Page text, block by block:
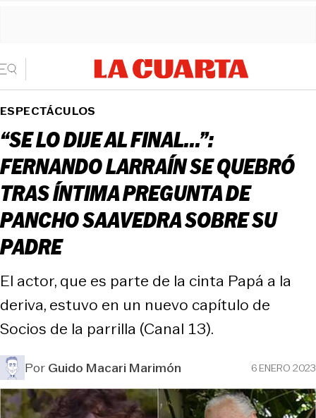
ESPECTÁCULOS
“SE LO DIJE AL FINAL...”:
FERNANDO LARRAÍN SE QUEBRÓ
TRAS ÍNTIMA PREGUNTA DE
PANCHO SAAVEDRA SOBRE SU
PADRE
El actor, que es parte de la cinta Papá a la
deriva, estuvo en un nuevo capítulo de
Socios de la parrilla (Canal 13).
PorGuido Macari Marimón 6 ENERO 2023